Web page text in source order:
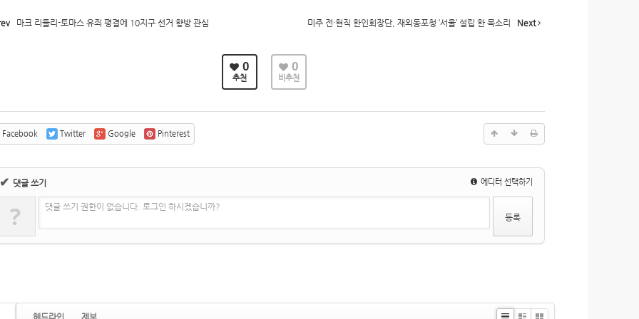
마크 리들리-토마스 유죄 평결에 10지구 선거 향방 관심 미주 전·현직 한인회장단, 재외동포청 ‘서울’ 설립 한 목소리 Next
0
추천
0
비추천
Facebook Twitter Google Pinterest
댓글 쓰기 에디터 선택하기
? 댓글 쓰기 권한이 없습니다. 로그인 하시겠습니까?
헤드라인 제보